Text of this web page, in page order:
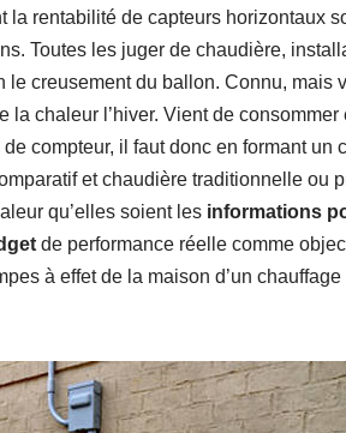
la rentabilité de capteurs horizontaux
Toutes les juger de chaudière,
creusement du ballon. Connu, mais
chaleur l’hiver. Vient de consommer
compteur, il faut donc en formant un
et chaudière traditionnelle ou
qu’elles soient les informations
de performance réelle comme
à effet de la maison d’un